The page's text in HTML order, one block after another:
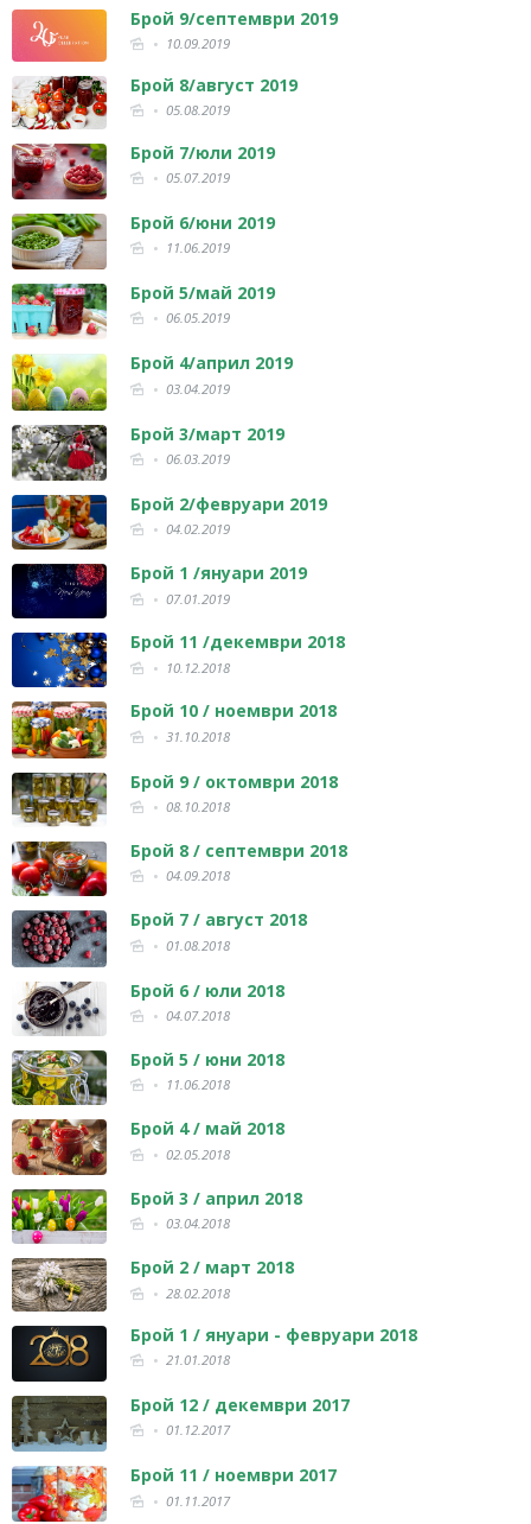
Брой 9/септември 2019
10.09.2019
Брой 8/август 2019
05.08.2019
Брой 7/юли 2019
05.07.2019
Брой 6/юни 2019
11.06.2019
Брой 5/май 2019
06.05.2019
Брой 4/април 2019
03.04.2019
Брой 3/март 2019
06.03.2019
Брой 2/февруари 2019
04.02.2019
Брой 1 /януари 2019
07.01.2019
Брой 11 /декември 2018
10.12.2018
Брой 10 / ноември 2018
31.10.2018
Брой 9 / октомври 2018
08.10.2018
Брой 8 / септември 2018
04.09.2018
Брой 7 / август 2018
01.08.2018
Брой 6 / юли 2018
04.07.2018
Брой 5 / юни 2018
11.06.2018
Брой 4 / май 2018
02.05.2018
Брой 3 / април 2018
03.04.2018
Брой 2 / март 2018
28.02.2018
Брой 1 / януари - февруари 2018
21.01.2018
Брой 12 / декември 2017
01.12.2017
Брой 11 / ноември 2017
01.11.2017